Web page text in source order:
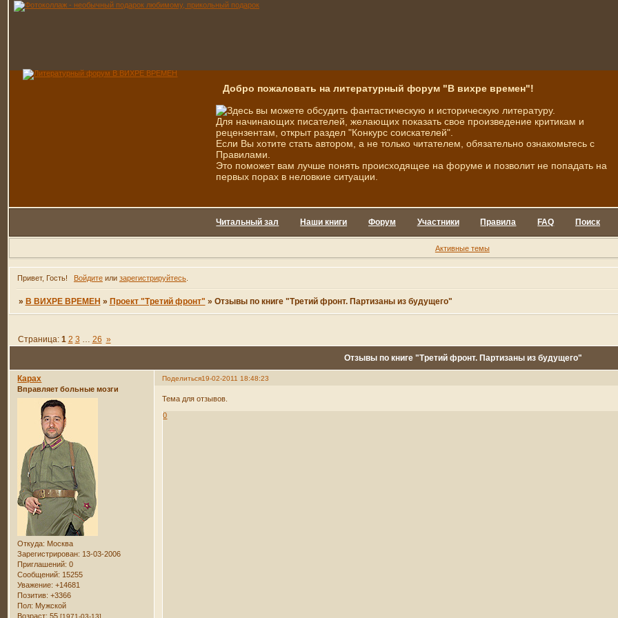
Добро пожаловать на литературный форум "В вихре времен"!
Здесь вы можете обсудить фантастическую и историческую литературу.
Для начинающих писателей, желающих показать свое произведение критикам и
рецензентам, открыт раздел "Конкурс соискателей".
Если Вы хотите стать автором, а не только читателем, обязательно ознакомьтесь с
Правилами.
Это поможет вам лучше понять происходящее на форуме и позволит не попадать на
первых порах в неловкие ситуации.
Читальный зал Наши книги Форум Участники Правила FAQ Поиск
Активные темы
Привет, Гость! Войдитеили зарегистрируйтесь.
» В ВИХРЕ ВРЕМЕН » Проект "Третий фронт" » Отзывы по книге "Третий фронт. Партизаны из будущего"
Отзывы по книге "Третий фронт. Партизаны из будущего"
Страница: 1 2 3 … 26 »
Поделиться19-02-2011 18:48:23
Карах
Вправляет больные мозги
Откуда: Москва
Зарегистрирован: 13-03-2006
Приглашений: 0
Сообщений: 15255
Уважение: +14681
Позитив: +3366
Пол: Мужской
Возраст: 55[1971-03-13]
Тема для отзывов.
0